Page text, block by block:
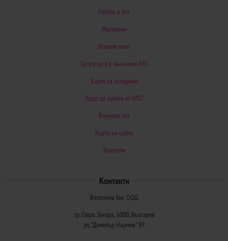
Работа в Ivis
Магазини
Нашият екип
Sunny card в магазини IVIS
Карти за солариум
Защо да купите от IVIS?
Ваучери Ivis
Карта на сайта
Контакти
Контакти
Веселина Бис ООД
гр. Стара Загора, 6000, България
ул. "Димитър Наумов" 89